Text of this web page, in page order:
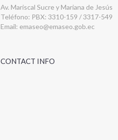
Av. Mariscal Sucre y Mariana de Jesús
Teléfono: PBX: 3310-159 / 3317-549
Email: emaseo@emaseo.gob.ec
CONTACT INFO